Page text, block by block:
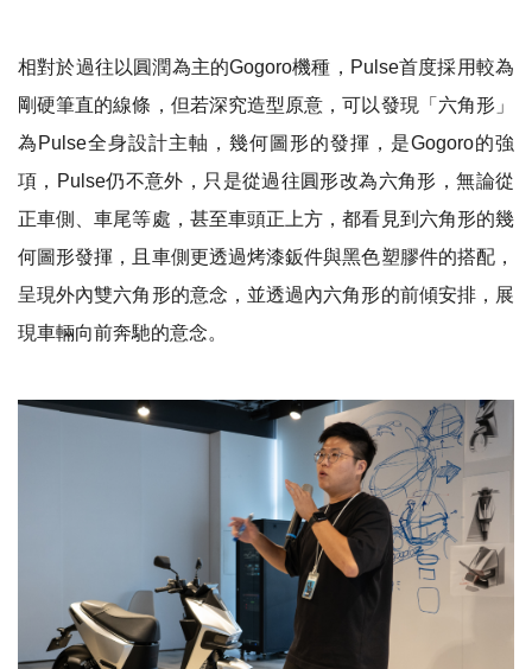
相對於過往以圓潤為主的Gogoro機種， Pulse首度採用較為
剛硬筆直的線條，但若深究造型原意，可以發現「六角形」
為 Pulse全身設計主軸，幾何圖形的發揮，是Gogoro的強
項， Pulse仍不意外，只是從過往圓形改為六角形，無論從
正車側、車尾等處，甚至車頭正上方，都看見到六角形的幾
何圖形發揮，且車側更透過烤漆鈑件與黑色塑膠件的搭配，
呈現外內雙六角形的意念，並透過內六角形的前傾安排，展
現車輛向前奔馳的意念。